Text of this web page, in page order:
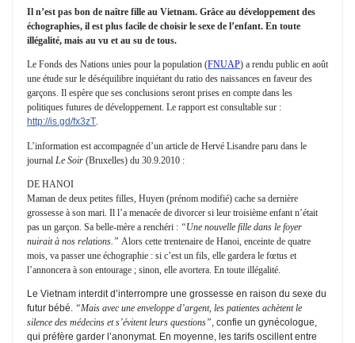
Il n’est pas bon de naître fille au Vietnam. Grâce au développement des
échographies, il est plus facile de choisir le sexe de l’enfant. En toute
illégalité, mais au vu et au su de tous.
Le Fonds des Nations unies pour la population (FNUAP) a rendu public en août
une étude sur le déséquilibre inquiétant du ratio des naissances en faveur des
garçons. Il espère que ses conclusions seront prises en compte dans les
politiques futures de développement. Le rapport est consultable sur :
http://is.gd/fx3zT.
L’information est accompagnée d’un article de Hervé Lisandre paru dans le
journal Le Soir (Bruxelles) du 30.9.2010 :
DE HANOI
Maman de deux petites filles, Huyen (prénom modifié) cache sa dernière
grossesse à son mari. Il l’a menacée de divorcer si leur troisième enfant n’était
pas un garçon. Sa belle-mère a renchéri : “Une nouvelle fille dans le foyer
nuirait à nos relations.” Alors cette trentenaire de Hanoi, enceinte de quatre
mois, va passer une échographie : si c’est un fils, elle gardera le fœtus et
l’annoncera à son entourage ; sinon, elle avortera. En toute illégalité.
Le Vietnam interdit d’interrompre une grossesse en raison du sexe du
futur bébé. “Mais avec une enveloppe d’argent, les patientes achètent le
silence des médecins et s’évitent leurs questions” , confie un gynécologue,
qui préfère garder l’anonymat. En moyenne, les tarifs oscillent entre